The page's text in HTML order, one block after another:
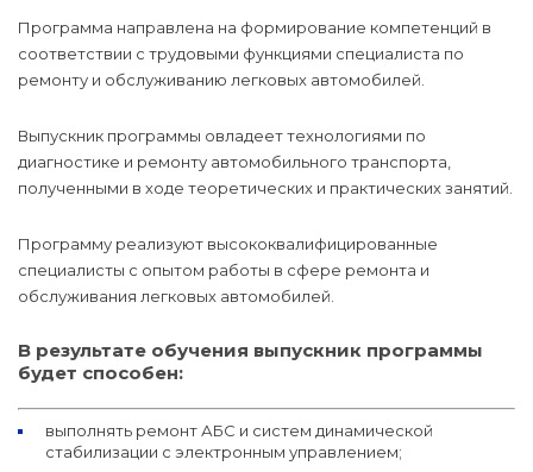
Программа направлена на формирование компетенций в
соответствии с трудовыми функциями специалиста по
ремонту и обслуживанию легковых автомобилей.
Выпускник программы овладеет технологиями по
диагностике и ремонту автомобильного транспорта,
полученными в ходе теоретических и практических занятий.
Программу реализуют высококвалифицированные
специалисты с опытом работы в сфере ремонта и
обслуживания легковых автомобилей.
В результате обучения выпускник программы
будет способен:
выполнять ремонт АБС и систем динамической
стабилизации с электронным управлением;